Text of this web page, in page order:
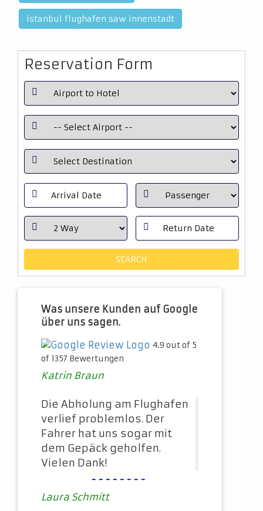
istanbul flughafen saw innenstadt
Reservation Form
Was unsere Kunden auf Google
über uns sagen.
4.9 out of 5
of 1357 Bewertungen
Katrin Braun
Die Abholung am Flughafen
verlief problemlos. Der
Fahrer hat uns sogar mit
dem Gepäck geholfen.
Vielen Dank!
--------
Laura Schmitt